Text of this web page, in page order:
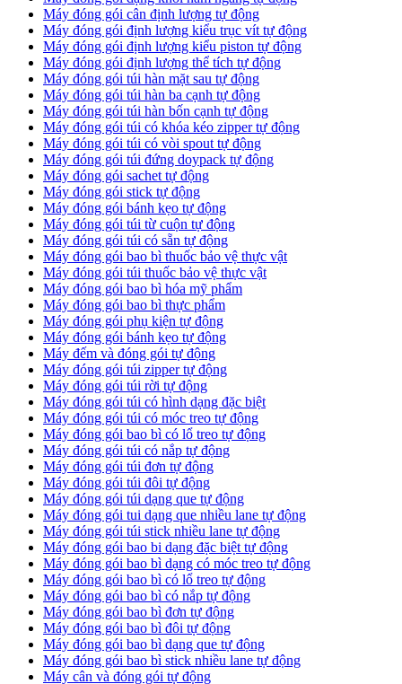
Máy đóng gói cân định lượng tự động
Máy đóng gói định lượng kiểu trục vít tự động
Máy đóng gói định lượng kiểu piston tự động
Máy đóng gói định lượng thể tích tự động
Máy đóng gói túi hàn mặt sau tự động
Máy đóng gói túi hàn ba cạnh tự động
Máy đóng gói túi hàn bốn cạnh tự động
Máy đóng gói túi có khóa kéo zipper tự động
Máy đóng gói túi có vòi spout tự động
Máy đóng gói túi đứng doypack tự động
Máy đóng gói sachet tự động
Máy đóng gói stick tự động
Máy đóng gói bánh kẹo tự động
Máy đóng gói túi từ cuộn tự động
Máy đóng gói túi có sẵn tự động
Máy đóng gói bao bì thuốc bảo vệ thực vật
Máy đóng gói túi thuốc bảo vệ thực vật
Máy đóng gói bao bì hóa mỹ phẩm
Máy đóng gói bao bì thực phẩm
Máy đóng gói phụ kiện tự động
Máy đóng gói bánh kẹo tự động
Máy đếm và đóng gói tự động
Máy đóng gói túi zipper tự động
Máy đóng gói túi rời tự động
Máy đóng gói túi có hình dạng đặc biệt
Máy đóng gói túi có móc treo tự động
Máy đóng gói bao bì có lổ treo tự động
Máy đóng gói túi có nắp tự động
Máy đóng gói túi đơn tự động
Máy đóng gói túi đôi tự động
Máy đóng gói túi dạng que tự động
Máy đóng gói tui dạng que nhiều lane tự động
Máy đóng gói túi stick nhiều lane tự động
Máy đóng gói bao bi dạng đặc biệt tự động
Máy đóng gói bao bì dạng có móc treo tự động
Máy đóng gói bao bì có lổ treo tự động
Máy đóng gói bao bì có nắp tự động
Máy đóng gói bao bì đơn tự động
Máy đóng gói bao bì đôi tự động
Máy đóng gói bao bì dạng que tự động
Máy đóng gói bao bì stick nhiều lane tự động
Máy cân và đóng gói tự động